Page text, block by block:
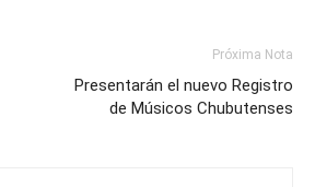
Próxima Nota
Presentarán el nuevo Registro
de Músicos Chubutenses